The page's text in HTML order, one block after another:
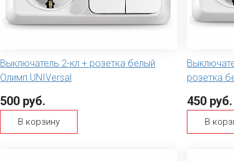
Выключатель 2-кл + розетка белый
Олимп UNIVersal
500 руб.
В корзину
розетка
450 руб.
В